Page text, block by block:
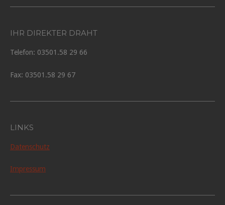
IHR DIREKTER DRAHT
Telefon: 03501.58 29 66
Fax: 03501.58 29 67
LINKS
Datenschutz
Impressum